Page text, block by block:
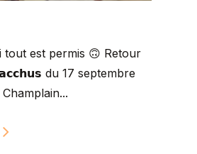
tout est permis 🙃 Retour
du 17 septembre